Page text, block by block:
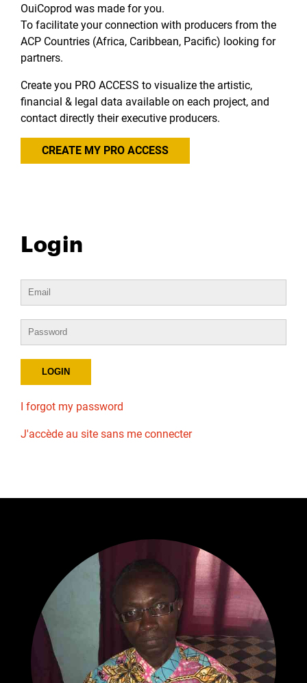
OuiCoprod was made for you.
To facilitate your connection with producers from the
ACP Countries (Africa, Caribbean, Pacific) looking for
partners.
Create you PRO ACCESS to visualize the artistic,
financial & legal data available on each project, and
contact directly their executive producers.
CREATE MY PRO ACCESS
Login
I forgot my password
J'accède au site sans me connecter